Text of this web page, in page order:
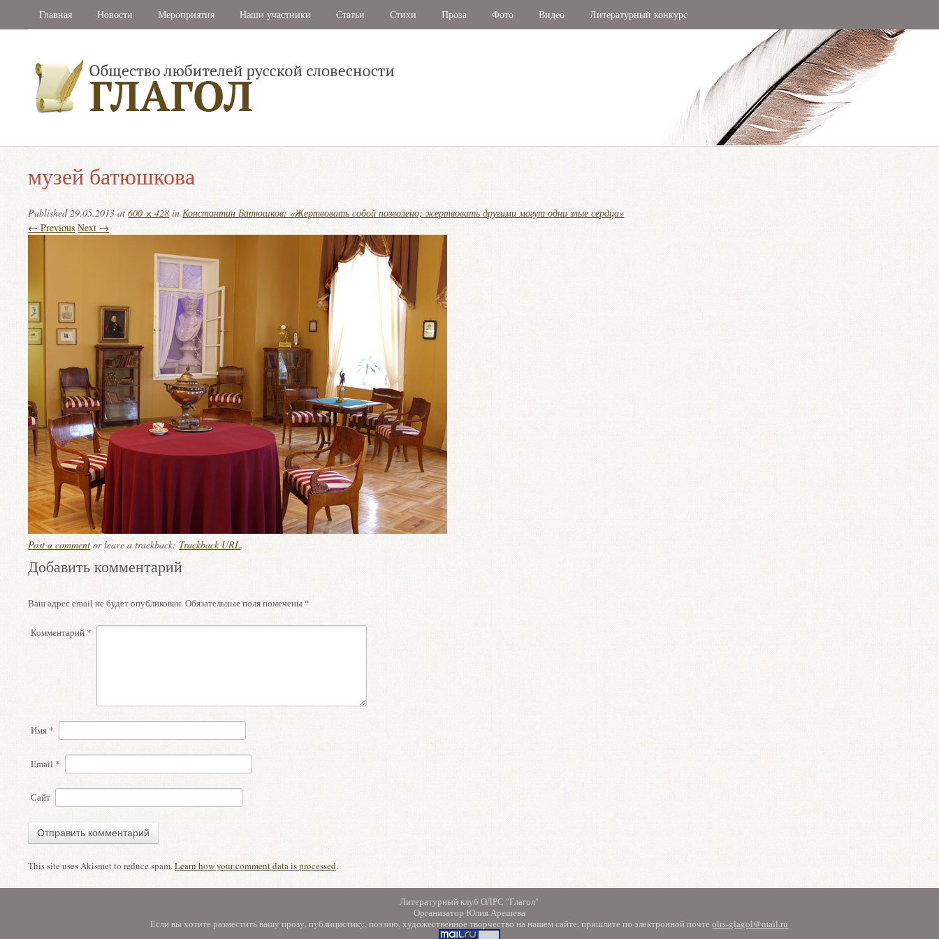
Главная Новости Мероприятия Наши участники Статьи Стихи Проза Фото Видео Литературный конкурс
музей батюшкова
Published29.05.2013 at600 × 428 inКонстантин Батюшков: «Жертвовать собой позволено; жертвовать другими могут одни злые сердца»
← Previous Next →
Post a comment or leave a trackback: Trackback URL.
Добавить комментарий
Ваш адрес email не будет опубликован.Обязательные поля помечены *
Комментарий *
Имя *
Email *
Сайт
This site uses Akismet to reduce spam.Learn how your comment data is processed.
Литературный клуб ОЛРС "Глагол"
Организатор Юлия Арешева
Если вы хотите разместить вашу прозу, публицистику, поэзию, художественное творчество на нашем сайте, пришлите по электронной почтеolrs-glagol@mail.ru